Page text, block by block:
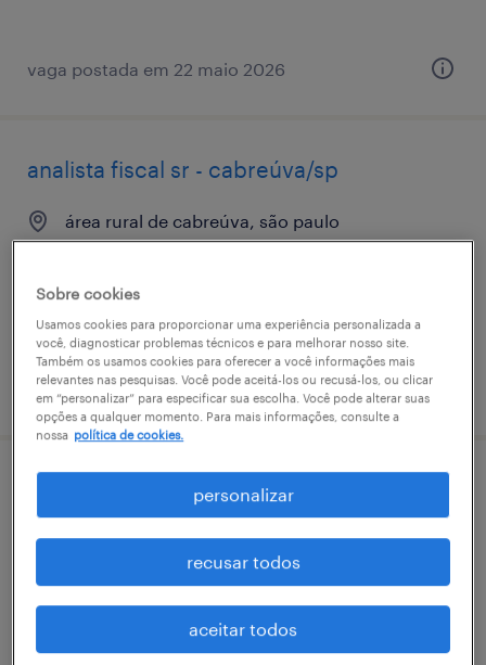
vaga postada em 22 maio 2026
analista fiscal sr - cabreúva/sp
área rural de cabreúva, são paulo
R$7,501 - R$8,500 por mês
vaga postada em 13 abril 2026
mecânico de produção aprendiz
cabreúva, são paulo
R$2,501 - R$3,500 por mês
Sobre cookies
Usamos cookies para proporcionar uma experiência personalizada a
você, diagnosticar problemas técnicos e para melhorar nosso site.
Também os usamos cookies para oferecer a você informações mais
relevantes nas pesquisas. Você pode aceitá-los ou recusá-los, ou clicar
em “personalizar” para especificar sua escolha. Você pode alterar suas
opções a qualquer momento. Para mais informações, consulte a
nossa política de cookies.
personalizar
recusar todos
aceitar todos